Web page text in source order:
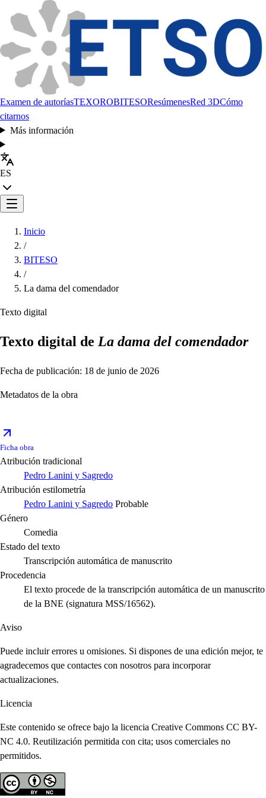
Examen de autoríasTEXOROBITESOResúmenesRed 3DCómo
citarnos
Más información
ES
Inicio
/
BITESO
/
La dama del comendador
Texto digital
Texto digital de La dama del comendador
Fecha de publicación: 18 de junio de 2026
Metadatos de la obra
Ficha obra
Atribución tradicional
Pedro Lanini y Sagredo
Atribución estilometría
Pedro Lanini y Sagredo Probable
Género
Comedia
Estado del texto
Transcripción automática de manuscrito
Procedencia
El texto procede de la transcripción automática de un manuscrito
de la BNE (signatura MSS/16562).
Aviso
Puede incluir errores u omisiones. Si dispones de una edición mejor, te
agradecemos que contactes con nosotros para incorporar
actualizaciones.
Licencia
Este contenido se ofrece bajo la licencia Creative Commons CC BY-
NC 4.0. Reutilización permitida con cita; usos comerciales no
permitidos.